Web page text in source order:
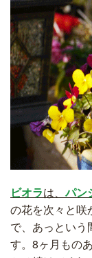
ビオラは、パン
の花を次々と咲
で、あっとい
す。8ヶ月もの